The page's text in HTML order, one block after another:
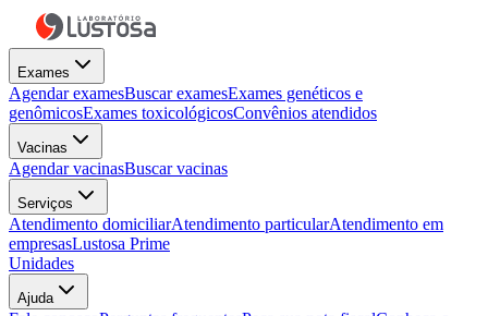
Exames
Agendar examesBuscar examesExames genéticos e
genômicosExames toxicológicosConvênios atendidos
Vacinas
Agendar vacinasBuscar vacinas
Serviços
Atendimento domiciliarAtendimento particularAtendimento em
empresasLustosa Prime
Unidades
Ajuda